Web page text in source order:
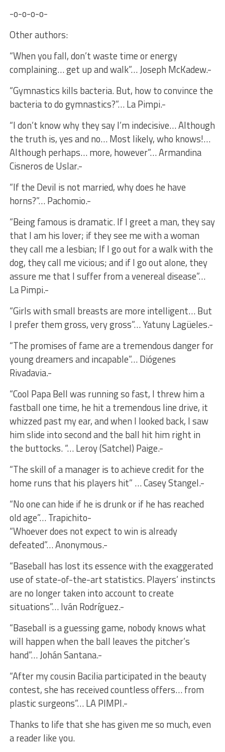
-o-o-o-o-
Other authors:
“When you fall, don’t waste time or energy
complaining… get up and walk”… Joseph McKadew.-
“Gymnastics kills bacteria. But, how to convince the
bacteria to do gymnastics?”… La Pimpi.-
“I don’t know why they say I’m indecisive… Although
the truth is, yes and no… Most likely, who knows!…
Although perhaps… more, however”… Armandina
Cisneros de Uslar.-
“If the Devil is not married, why does he have
horns?”… Pachomio.-
“Being famous is dramatic. If I greet a man, they say
that I am his lover; if they see me with a woman
they call me a lesbian; If I go out for a walk with the
dog, they call me vicious; and if I go out alone, they
assure me that I suffer from a venereal disease”…
La Pimpi.-
“Girls with small breasts are more intelligent… But
I prefer them gross, very gross”… Yatuny Lagüeles.-
“The promises of fame are a tremendous danger for
young dreamers and incapable”… Diógenes
Rivadavia.-
“Cool Papa Bell was running so fast, I threw him a
fastball one time, he hit a tremendous line drive, it
whizzed past my ear, and when I looked back, I saw
him slide into second and the ball hit him right in
the buttocks. “… Leroy (Satchel) Paige.-
“The skill of a manager is to achieve credit for the
home runs that his players hit” … Casey Stangel.-
“No one can hide if he is drunk or if he has reached
old age”… Trapichito-
“Whoever does not expect to win is already
defeated”… Anonymous.-
“Baseball has lost its essence with the exaggerated
use of state-of-the-art statistics. Players’ instincts
are no longer taken into account to create
situations”… Iván Rodríguez.-
“Baseball is a guessing game, nobody knows what
will happen when the ball leaves the pitcher’s
hand”… Johán Santana.-
“After my cousin Bacilia participated in the beauty
contest, she has received countless offers… from
plastic surgeons”… LA PIMPI.-
Thanks to life that she has given me so much, even
a reader like you.